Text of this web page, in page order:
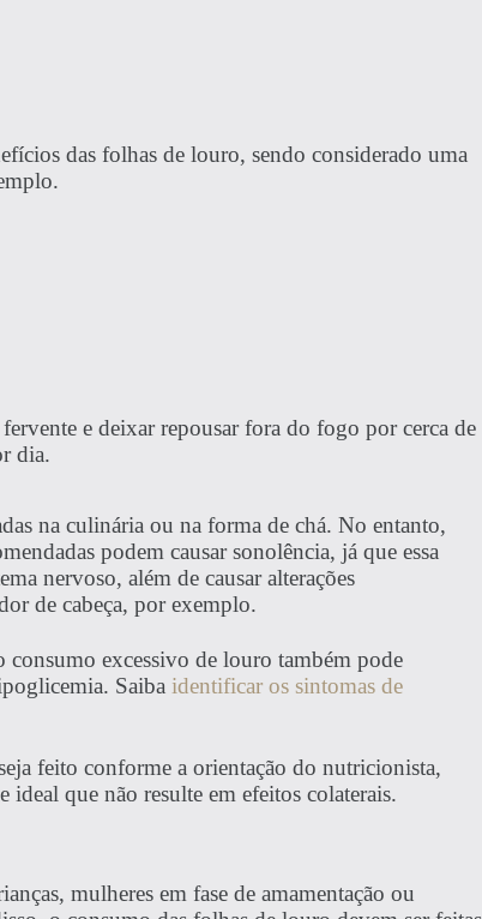
das folhas de louro, sendo considerado uma
e deixar repousar fora do fogo por cerca de
dia.
na culinária ou na forma de chá. No entanto,
podem causar sonolência, já que essa
nervoso, além de causar alterações
de cabeça, por exemplo.
consumo excessivo de louro também pode
Saiba identificar os sintomas de
feito conforme a orientação do nutricionista,
que não resulte em efeitos colaterais.
mulheres em fase de amamentação ou